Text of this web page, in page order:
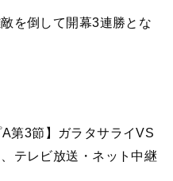
を倒して開幕3連勝とな
第3節】ガラタサライVS
テレビ放送・ネット中継